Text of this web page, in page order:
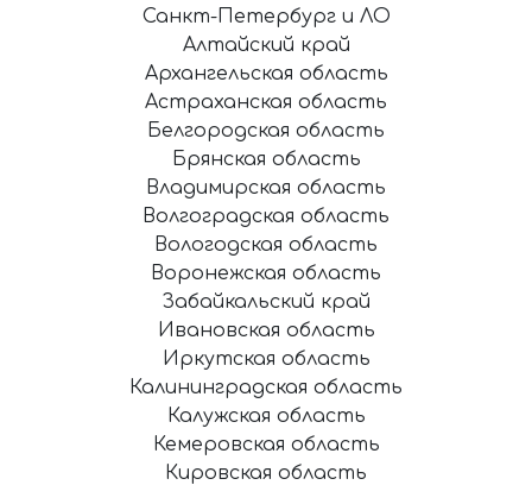
Санкт-Петербург и ЛО
Алтайский край
Архангельская область
Астраханская область
Белгородская область
Брянская область
Владимирская область
Волгоградская область
Вологодская область
Воронежская область
Забайкальский край
Ивановская область
Иркутская область
Калининградская область
Калужская область
Кемеровская область
Кировская область